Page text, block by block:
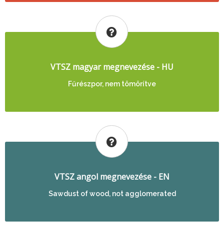
VTSZ magyar megnevezése - HU
Fűrészpor, nem tömörítve
VTSZ angol megnevezése - EN
Sawdust of wood, not agglomerated